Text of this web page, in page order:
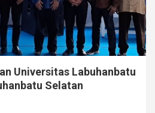
Universitas Labuhanbatu
Selatan